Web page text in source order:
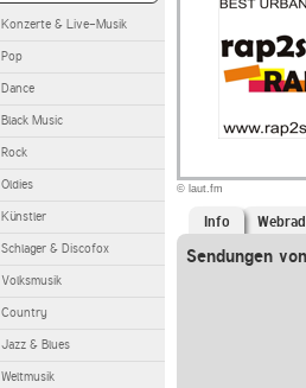
Konzerte & Live-Musik
Pop
Dance
Black Music
Rock
Oldies
Künstler
Schlager & Discofox
Volksmusik
Country
Jazz & Blues
Weltmusik
© laut.fm
Info
Sendungen